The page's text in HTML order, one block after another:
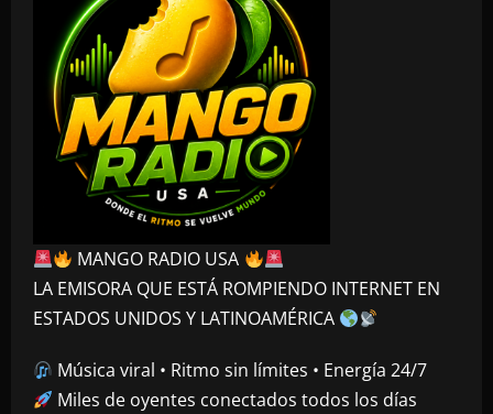
MANGO RADIO USA
LA EMISORA QUE ESTÁ ROMPIENDO INTERNET EN
ESTADOS UNIDOS Y LATINOAMÉRICA
Música viral • Ritmo sin límites • Energía 24/7
Miles de oyentes conectados todos los días